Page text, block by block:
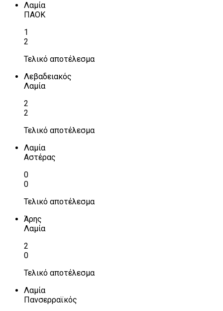
Λαμία
ΠΑΟΚ
1
2
Τελικό αποτέλεσμα
Λεβαδειακός
Λαμία
2
2
Τελικό αποτέλεσμα
Λαμία
Αστέρας
0
0
Τελικό αποτέλεσμα
Άρης
Λαμία
2
0
Τελικό αποτέλεσμα
Λαμία
Πανσερραϊκός